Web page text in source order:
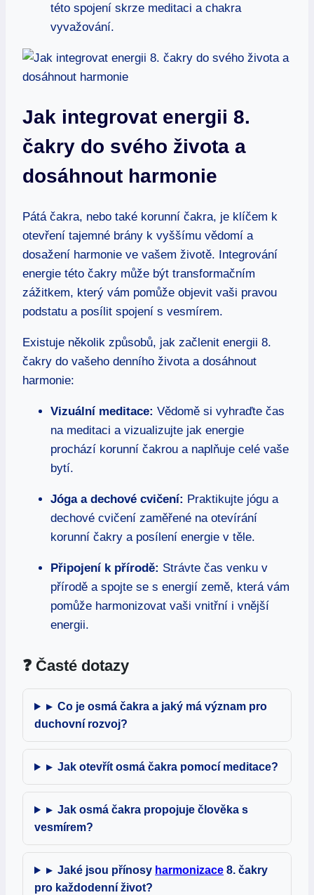
této spojení skrze meditaci a chakra
vyvažování.
Jak integrovat energii 8.
čakry do svého života a
dosáhnout harmonie
Pátá čakra, nebo také korunní⁤ čakra,​ je klíčem k
otevření tajemné brány k vyššímu vědomí a
dosažení harmonie ve vašem životě. Integrování
energie této ‌čakry může být ⁤transformačním
zážitkem, který vám pomůže objevit vaši pravou
podstatu a posílit spojení s vesmírem.
Existuje několik způsobů, jak začlenit energii 8.
čakry do vašeho denního⁤ života⁣ a dosáhnout
harmonie:
Vizuální meditace: Vědomě si ⁣vyhraďte čas
na meditaci a⁣ vizualizujte jak energie
prochází korunní ⁢čakrou a naplňuje celé vaše
bytí.
Jóga a dechové cvičení: Praktikujte jógu a
dechové cvičení zaměřené na ⁢otevírání
korunní čakry a posílení energie v těle.
Připojení​ k přírodě: Strávte čas venku v
přírodě ⁢a spojte se s energií ⁤země, která vám
pomůže harmonizovat vaši vnitřní i vnější
energii.
❓ Časté dotazy
▸ Co je osmá čakra a jaký má význam pro
duchovní rozvoj?
▸ Jak otevřít osmá čakra pomocí meditace?
▸ Jak osmá čakra propojuje člověka s
vesmírem?
▸ Jaké jsou přínosy harmonizace 8. čakry
pro každodenní život?